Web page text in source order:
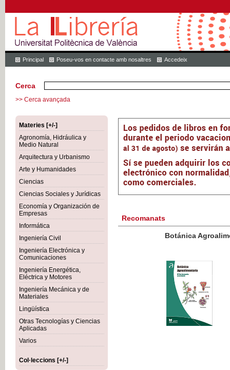
Principal Poseu-vos en contacte amb nosaltres Accedeix
Cerca
>> Cerca avançada
Materies [+/-]
Agronomía, Hidráulica y
Medio Natural
Arquitectura y Urbanismo
Arte y Humanidades
Ciencias
Ciencias Sociales y Jurídicas
Economía y Organización de
Empresas
Informática
Ingeniería Civil
Ingeniería Electrónica y
Comunicaciones
Ingeniería Energética,
Eléctrica y Motores
Ingeniería Mecánica y de
Materiales
Lingüística
Otras Tecnologías y Ciencias
Aplicadas
Varios
Col·leccions [+/-]
Recomanats
Botánica Agroalimentaria